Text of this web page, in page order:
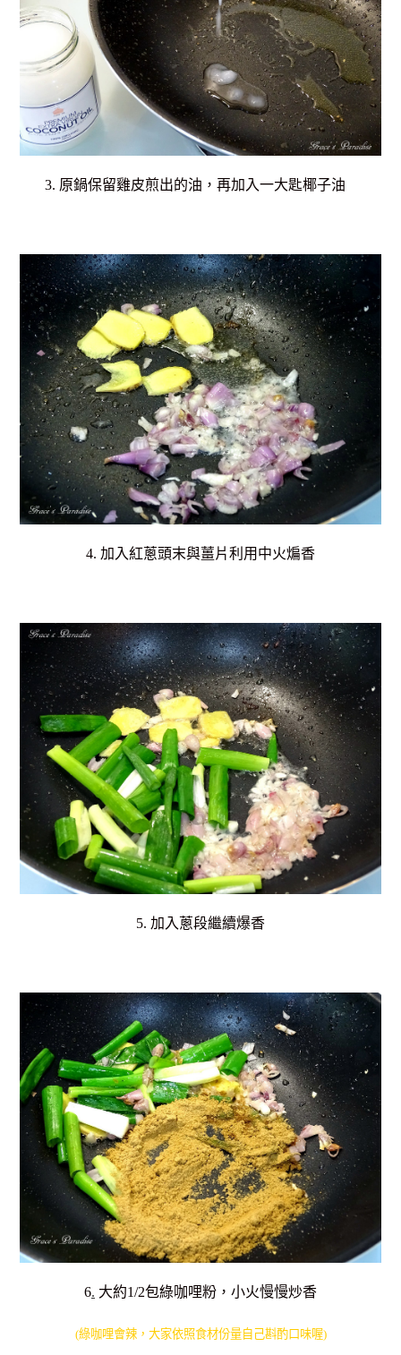
3. 原鍋保留雞皮煎出的油，再加入一大匙椰子油
4. 加入紅蔥頭末與薑片利用中火煸香
5. 加入蔥段繼續爆香
6. 大約1/2包綠咖哩粉，小火慢慢炒香
(綠咖哩會辣，大家依照食材份量自己斟酌口味喔)